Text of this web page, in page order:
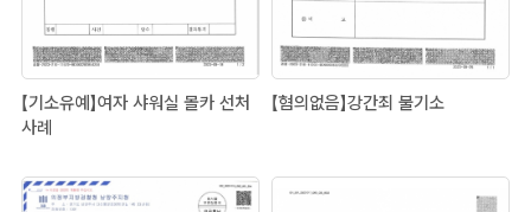
【기소유예】여자 샤워실 몰카 선처
사례
【혐의없음】강간죄 불기소